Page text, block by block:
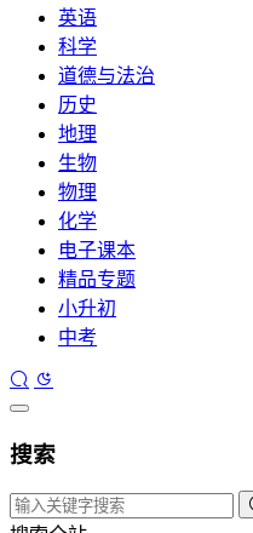
英语
科学
道德与法治
历史
地理
生物
物理
化学
电子课本
精品专题
小升初
中考
搜索